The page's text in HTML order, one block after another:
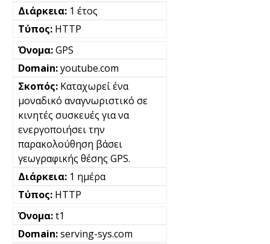
1 έτος
HTTP
GPS
youtube.com
Καταχωρεί ένα
μοναδικό αναγνωριστικό σε
κινητές συσκευές για να
ενεργοποιήσει την
παρακολούθηση βάσει
γεωγραφικής θέσης GPS.
1 ημέρα
HTTP
t1
serving-sys.com